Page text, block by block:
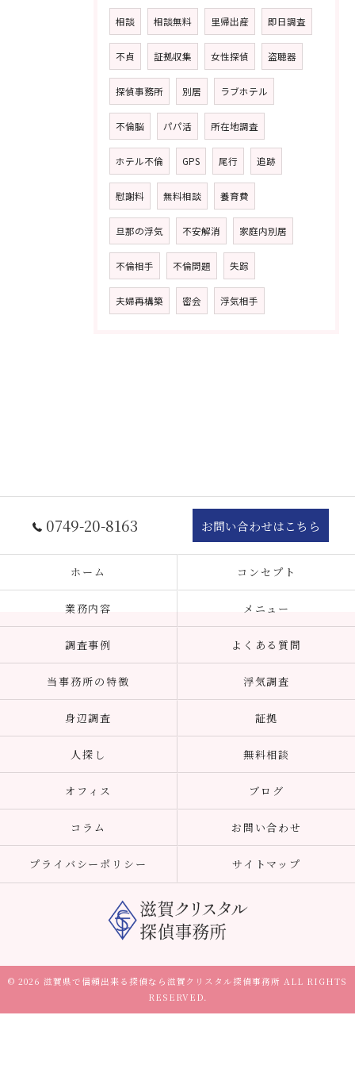
相談 相談無料 里帰出産 即日調査
不貞 証拠収集 女性探偵 盗聴器
探偵事務所 別居 ラブホテル
不倫脳 パパ活 所在地調査
ホテル不倫 GPS 尾行 追跡
慰謝料 無料相談 養育費
旦那の浮気 不安解消 家庭内別居
不倫相手 不倫問題 失踪
夫婦再構築 密会 浮気相手
0749-20-8163 お問い合わせはこちら
ホーム コンセプト
業務内容 メニュー
調査事例 よくある質問
当事務所の特徴 浮気調査
身辺調査 証拠
人探し 無料相談
オフィス ブログ
コラム お問い合わせ
プライバシーポリシー サイトマップ
© 2026 滋賀県で信頼出来る探偵なら滋賀クリスタル探偵事務所 ALL RIGHTS
RESERVED.